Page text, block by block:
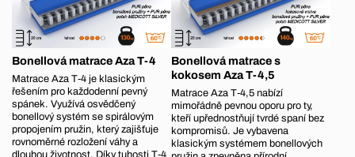
Bonellová matrace Aza T-4
Matrace Aza T‑4 je klasickým
řešením pro každodenní pevný
spánek. Využívá osvědčený
bonellový systém se spirálovým
propojením pružin, který zajišťuje
rovnoměrné rozložení váhy a
Bonellová matrace s
kokosem Aza T-4,5
Matrace Aza T‑4,5 nabízí
mimořádně pevnou oporu pro ty,
kteří upřednostňují tvrdé spaní bez
kompromisů. Je vybavena
klasickým systémem bonellových